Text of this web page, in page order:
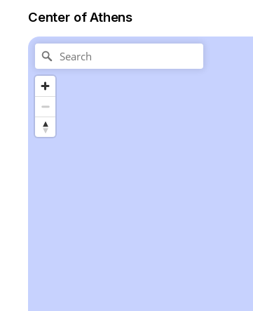
Center of Athens